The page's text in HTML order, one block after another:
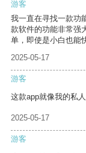
游客
我一直在寻找一款功
款软件的功能非常强
单，即使是小白也能
2025-05-17
游客
这款app就像我的私
2025-05-17
游客